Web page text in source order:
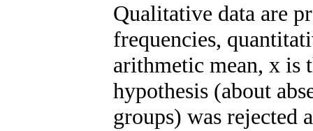
Qualitative data are
frequencies,
arithmetic mean, x is
hypothesis (about
groups) was rejected